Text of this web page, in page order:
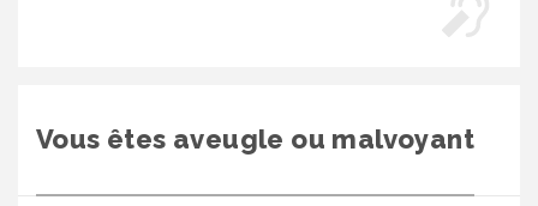
Vous êtes aveugle ou malvoyant